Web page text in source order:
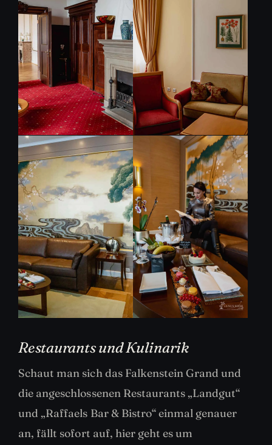
Restaurants und Kulinarik
Schaut man sich das Falkenstein Grand und
die angeschlossenen Restaurants „Landgut“
und „Raffaels Bar & Bistro“ einmal genauer
an, fällt sofort auf, hier geht es um